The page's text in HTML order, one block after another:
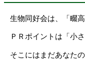
生物同好会は、「畷高
ＰＲポイントは「小
そこにはまだあなた